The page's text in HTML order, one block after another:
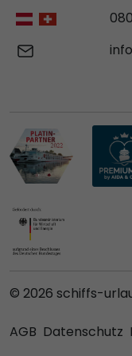
© 2026 schiffs-
AGB Datenschutz